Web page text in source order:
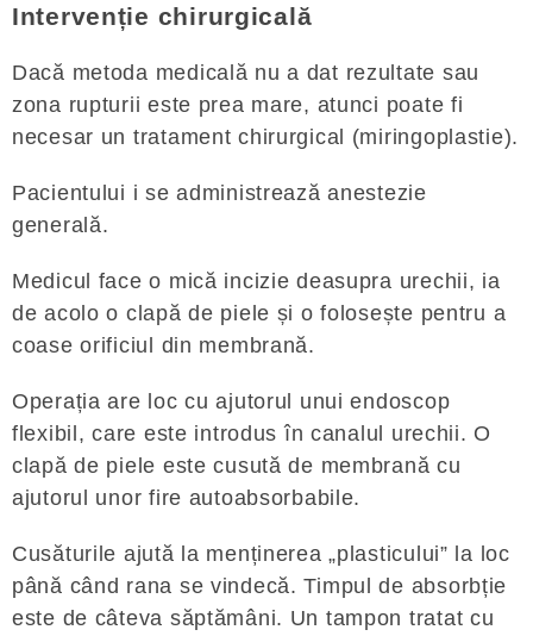
Intervenție chirurgicală
Dacă metoda medicală nu a dat rezultate sau
zona rupturii este prea mare, atunci poate fi
necesar un tratament chirurgical (miringoplastie).
Pacientului i se administrează anestezie
generală.
Medicul face o mică incizie deasupra urechii, ia
de acolo o clapă de piele și o folosește pentru a
coase orificiul din membrană.
Operația are loc cu ajutorul unui endoscop
flexibil, care este introdus în canalul urechii. O
clapă de piele este cusută de membrană cu
ajutorul unor fire autoabsorbabile.
Cusăturile ajută la menținerea „plasticului” la loc
până când rana se vindecă. Timpul de absorbție
este de câteva săptămâni. Un tampon tratat cu